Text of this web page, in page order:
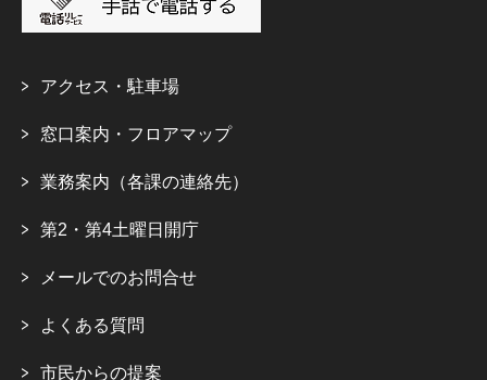
アクセス・駐車場
窓口案内・フロアマップ
業務案内（各課の連絡先）
第2・第4土曜日開庁
メールでのお問合せ
よくある質問
市民からの提案